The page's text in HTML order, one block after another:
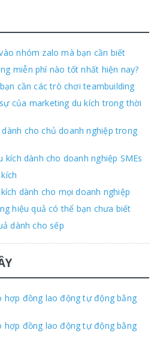
nhóm zalo mà bạn cần biết
miễn phí nào tốt nhất hiện nay?
cần các trò chơi teambuilding
của marketing du kích trong thời
cho chủ doanh nghiệp trong
dành cho doanh nghiệp SMEs
dành cho mọi doanh nghiệp
hiệu quả có thể bạn chưa biết
dành cho sếp
hợp đồng lao động tự động bằng
hợp đồng lao động tự động bằng